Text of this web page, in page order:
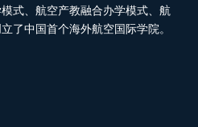
式、航空产教融合办学模式、航
了中国首个海外航空国际学院。